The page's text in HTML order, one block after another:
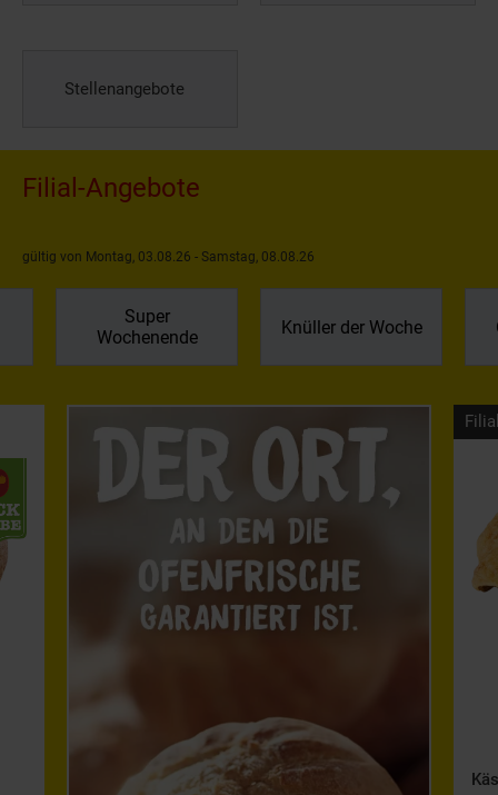
Stellenangebote
Filial-Angebote
gültig von Montag, 03.08.26 - Samstag, 08.08.26
Super
Wochenende
Knüller der Woche